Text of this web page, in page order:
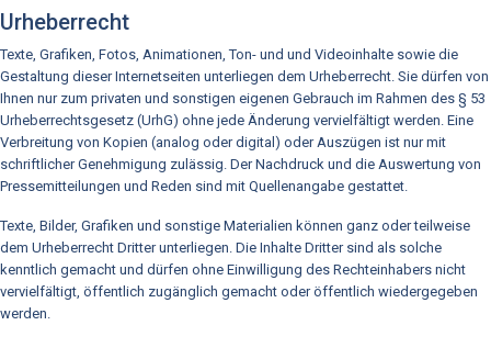
Urheberrecht
Texte, Grafiken, Fotos, Animationen, Ton- und und Videoinhalte sowie die
Gestaltung dieser Internetseiten unterliegen dem Urheberrecht. Sie dürfen von
Ihnen nur zum privaten und sonstigen eigenen Gebrauch im Rahmen des § 53
Urheberrechtsgesetz (UrhG) ohne jede Änderung vervielfältigt werden. Eine
Verbreitung von Kopien (analog oder digital) oder Auszügen ist nur mit
schriftlicher Genehmigung zulässig. Der Nachdruck und die Auswertung von
Pressemitteilungen und Reden sind mit Quellenangabe gestattet.
Texte, Bilder, Grafiken und sonstige Materialien können ganz oder teilweise
dem Urheberrecht Dritter unterliegen. Die Inhalte Dritter sind als solche
kenntlich gemacht und dürfen ohne Einwilligung des Rechteinhabers nicht
vervielfältigt, öffentlich zugänglich gemacht oder öffentlich wiedergegeben
werden.